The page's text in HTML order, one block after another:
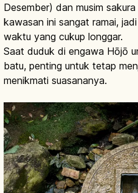
Desember) dan musim
kawasan ini sangat ramai,
waktu yang cukup longgar.
Saat duduk di engawa Hōjō
batu, penting untuk tetap
menikmati suasananya.